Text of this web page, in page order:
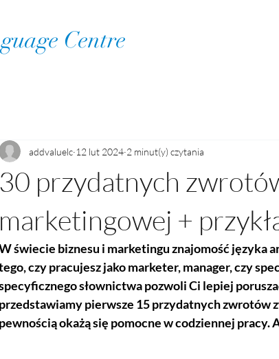
Centre
30 przydatnych
marketingowej +
addvaluelc 12 lut 2024 2 minut(y) czytania
świecie biznesu i marketingu znajomość języka
czy pracujesz jako marketer, manager, czy
słownictwa pozwoli Ci lepiej
przedstawiamy pierwsze 15 przydatnych zwrotów
pewnością okażą się pomocne w codziennej pracy.